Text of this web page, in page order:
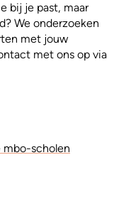
bij je past, maar
We onderzoeken
met jouw
met ons op via
mbo-scholen